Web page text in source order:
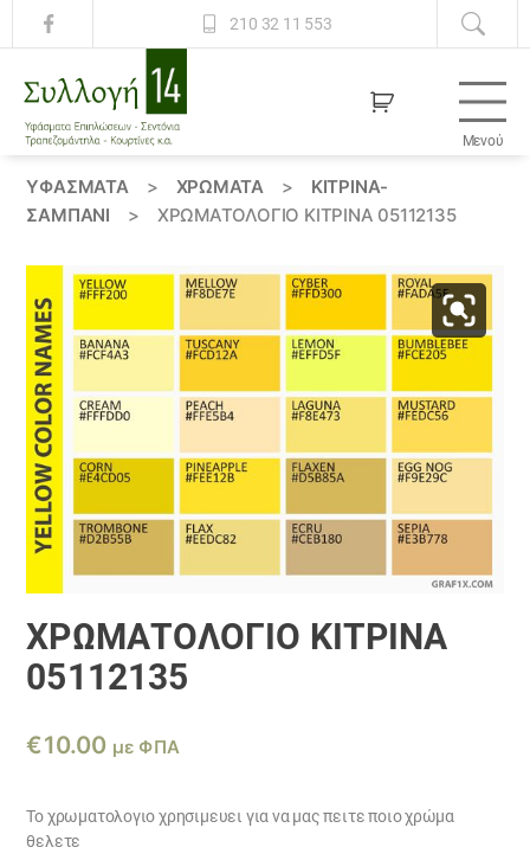
210 32 11 553
14
Μενού
ΥΦΆΣΜΑΤΑ > ΧΡΏΜΑΤΑ >
ΚΙΤΡΙΝΑ-
ΣΑΜΠΑΝΙ
> ΧΡΩΜΑΤΟΛΟΓΙΟ ΚΙΤΡΙΝΑ 05112135
ΧΡΩΜΑΤΟΛΟΓΙΟ ΚΙΤΡΙΝΑ
05112135
€10.00 με ΦΠΑ
Το χρωματολογιο χρησιμευει για να μας πειτε ποιο χρώμα
θελετε